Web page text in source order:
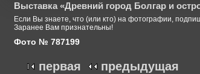
Выставка «Древний город Болгар и
Если Вы знаете, что (или кто) на фотографии,
Заранее Вам признательны!
Фото № 787199
первая предыдущая